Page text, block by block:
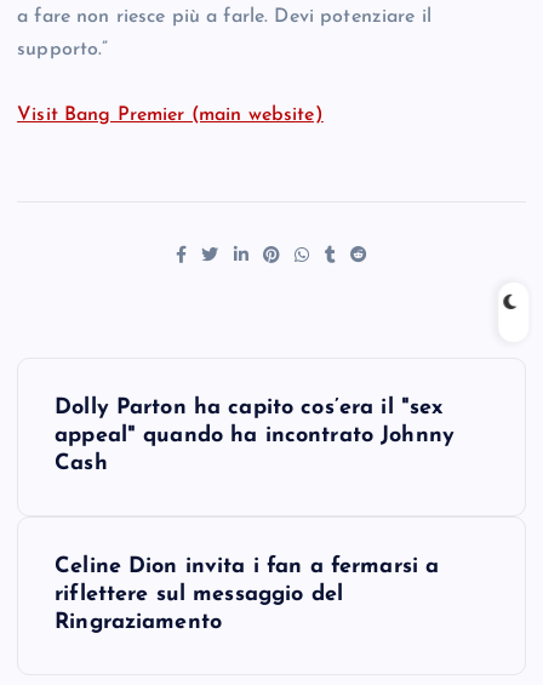
a fare non riesce più a farle. Devi potenziare il
supporto.”
Visit Bang Premier (main website)
Dolly Parton ha capito cos’era il "sex
appeal" quando ha incontrato Johnny
Cash
Celine Dion invita i fan a fermarsi a
riflettere sul messaggio del
Ringraziamento